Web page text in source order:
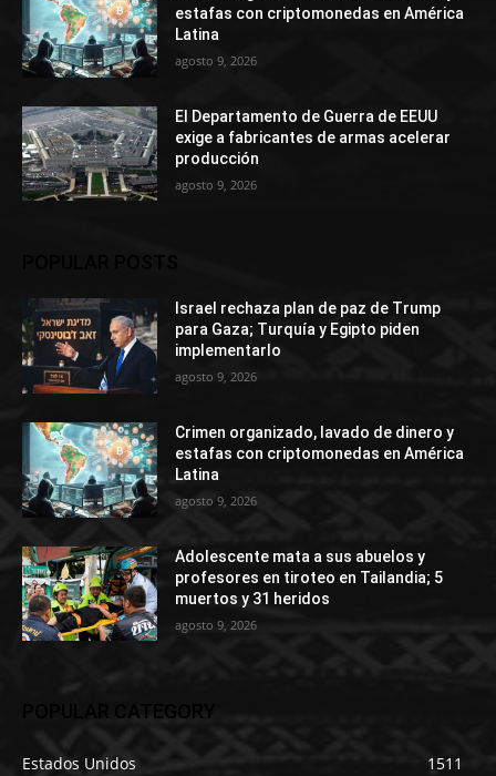
estafas con criptomonedas en América
Latina
agosto 9, 2026
El Departamento de Guerra de EEUU
exige a fabricantes de armas acelerar
producción
agosto 9, 2026
Israel rechaza plan de paz de Trump
para Gaza; Turquía y Egipto piden
implementarlo
agosto 9, 2026
Crimen organizado, lavado de dinero y
estafas con criptomonedas en América
Latina
agosto 9, 2026
Adolescente mata a sus abuelos y
profesores en tiroteo en Tailandia; 5
muertos y 31 heridos
agosto 9, 2026
POPULAR CATEGORY
Estados Unidos
1511